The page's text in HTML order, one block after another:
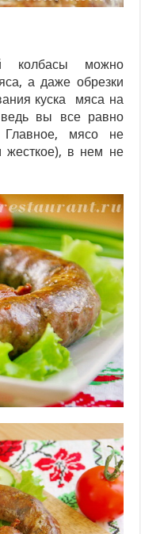
колбасы можно
а даже обрезки
куска мяса на
вы все равно
Главное, мясо не
жесткое), в нем не